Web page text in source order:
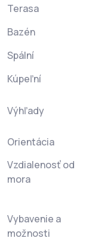
Terasa
Bazén
Spální
Kúpeľní
Výhľady
Orientácia
Vzdialenosť od
mora
Vybavenie a
možnosti